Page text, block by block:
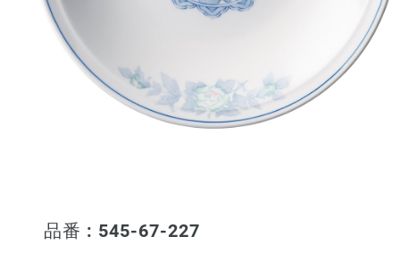
品番 : 545-67-227